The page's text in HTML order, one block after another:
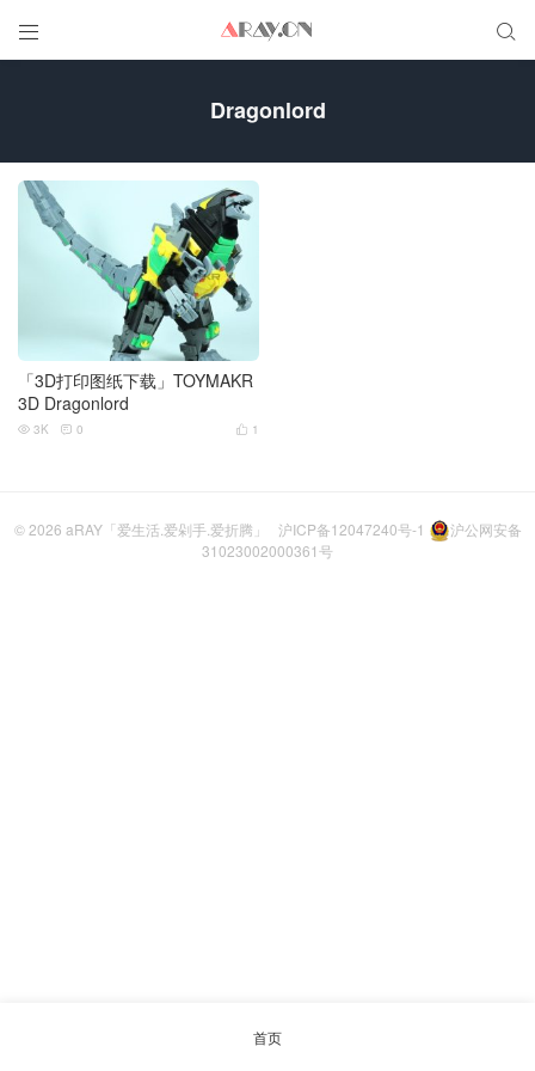
 
Dragonlord
「3D打印图纸下载」TOYMAKR
3D Dragonlord
 1
 3K  0
© 2026 aRAY「爱生活.爱剁手.爱折腾」 沪ICP备12047240号-1
沪公网安备
31023002000361号
首页